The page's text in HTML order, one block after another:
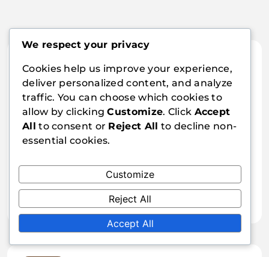
Lydia Cross
Lydia Cross è un'appassionata di tennis da
tavolo e scrittrice con sede a San Francisco. Con
anni di esperienza nel gioco competitivo, si
da tennis da tavolo e il loro impatto sul gioco.
Quando non scrive, Lydia ama allenare i giovani
giocatori e condividere il suo amore per questo
sport.
We respect your privacy
Cookies help us improve your experience,
deliver personalized content, and analyze
traffic. You can choose which cookies to
allow by clickingCustomize. Click Accept
All to consent or Reject All to decline non-
essential cookies.
Customize
Reject All
Accept All